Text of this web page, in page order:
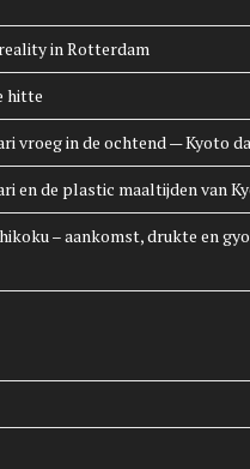
in Rotterdam
hitte
vroeg in de ochtend — Kyoto
en de plastic maaltijden van
– aankomst, drukte en